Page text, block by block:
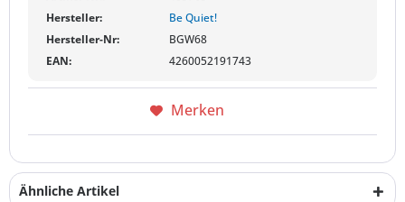
Hersteller:
Be Quiet!
Hersteller-Nr:
BGW68
EAN:
4260052191743
Merken
Ähnliche Artikel